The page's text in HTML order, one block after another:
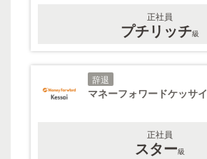
正社員
プチリッチ級
辞退
マネーフォワードケッサイ
正社員
スター級